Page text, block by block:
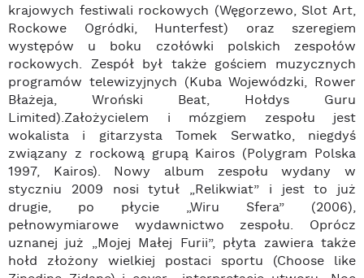
krajowych festiwali rockowych (Węgorzewo, Slot Art,
Rockowe Ogródki, Hunterfest) oraz szeregiem
występów u boku czołówki polskich zespołów
rockowych. Zespół był także gościem muzycznych
programów telewizyjnych (Kuba Wojewódzki, Rower
Błażeja, Wroński Beat, Hołdys Guru
Limited).Założycielem i mózgiem zespołu jest
wokalista i gitarzysta Tomek Serwatko, niegdyś
związany z rockową grupą Kairos (Polygram Polska
1997, Kairos). Nowy album zespołu wydany w
styczniu 2009 nosi tytuł „Relikwiat” i jest to już
drugie, po płycie „Wiru Sfera” (2006),
pełnowymiarowe wydawnictwo zespołu. Oprócz
uznanej już „Mojej Małej Furii”, płyta zawiera także
hołd złożony wielkiej postaci sportu (Choose like